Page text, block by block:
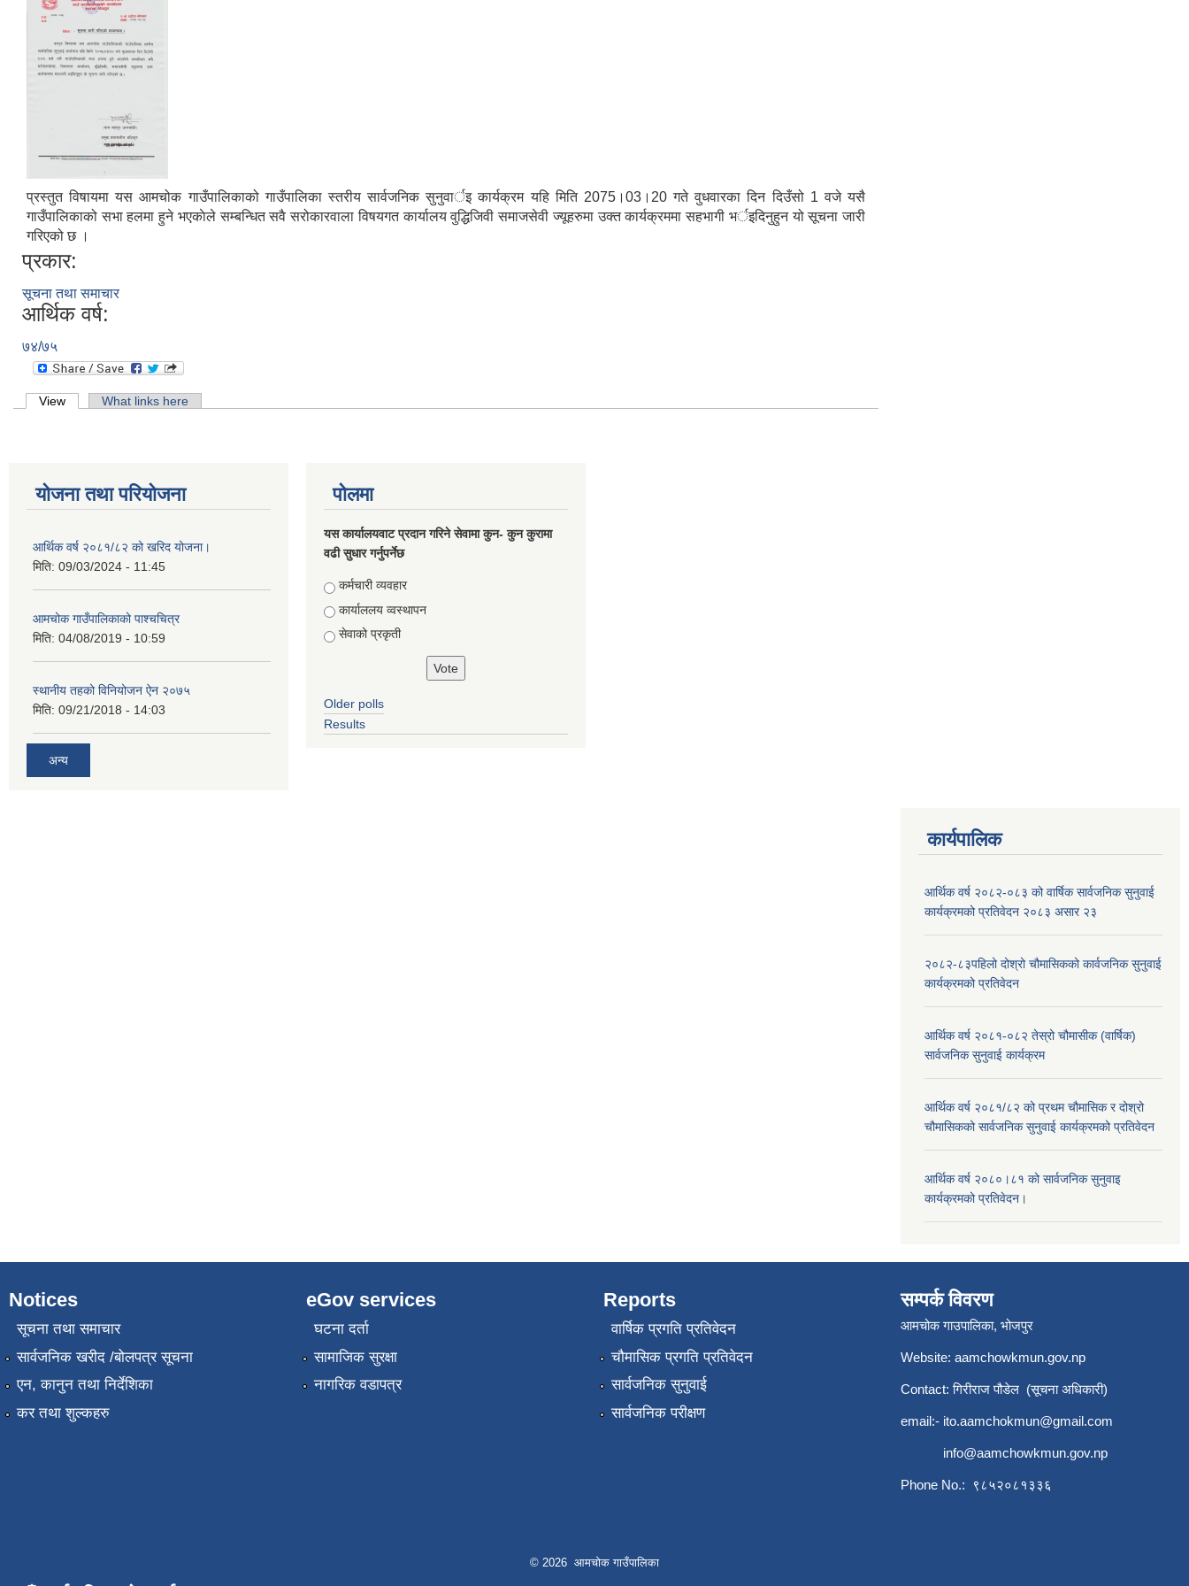
प्रस्तुत विषायमा यस आमचोक गाउँपालिकाको गाउँपालिका स्तरीय सार्वजनिक सुनुवार्इ कार्यक्रम यहि मिति 2075।03।20 गते वुधवारका दिन दिउँसो 1 वजे यसै
गाउँपालिकाको सभा हलमा हुने भएकाेले सम्बन्धित सवै सरोकारवाला विषयगत कार्यालय वुद्धिजिवी समाजसेवी ज्यूहरुमा उक्त कार्यक्रममा सहभागी भर्इदिनुहुन यो सूचना जारी
गरिएको छ ।
प्रकार:
सूचना तथा समाचार
आर्थिक वर्ष:
७४/७५
Primary tabs
View (active tab)What links here
योजना तथा परियोजना
आर्थिक वर्ष २०८१/८२ को खरिद योजना।
मिति: 09/03/2024 - 11:45
आमचोक गाउँपालिकाको पाश्चचित्र
मिति: 04/08/2019 - 10:59
स्थानीय तहको विनियोजन ऐन २०७५
मिति: 09/21/2018 - 14:03
अन्य
पोलमा
यस कार्यालयवाट प्रदान गरिने सेवामा कुन- कुन कुरामा
वढी सुधार गर्नुपर्नेछ
Choices
कर्मचारी व्यवहार
कार्याललय व्वस्थापन
सेवाको प्रकृती
Older polls
Results
कार्यपालिक
आर्थिक वर्ष २०८२-०८३ को वार्षिक सार्वजनिक सुनुवाई
कार्यक्रमको प्रतिवेदन २०८३ असार २३
२०८२-८३पहिलो दोश्रो चौमासिकको कार्वजनिक सुनुवाई
कार्यक्रमको प्रतिवेदन
आर्थिक वर्ष २०८१-०८२ तेस्रो चौमासीक (वार्षिक)
सार्वजनिक सुनुवाई कार्यक्रम
आर्थिक वर्ष २०८१/८२ को प्रथम चौमासिक र दोश्रो
चौमासिकको सार्वजनिक सुनुवाई कार्यक्रमको प्रतिवेदन
आर्थिक वर्ष २०८०।८१ को सार्वजनिक सुनुवाइ
कार्यक्रमको प्रतिवेदन।
Notices
सूचना तथा समाचार
सार्वजनिक खरीद /बोलपत्र सूचना
एन, कानुन तथा निर्देशिका
कर तथा शुल्कहरु
eGov services
घटना दर्ता
सामाजिक सुरक्षा
नागरिक वडापत्र
Reports
वार्षिक प्रगति प्रतिवेदन
चौमासिक प्रगति प्रतिवेदन
सार्वजनिक सुनुवाई
सार्वजनिक परीक्षण
सम्पर्क विवरण
आमचोक गाउपालिका, भोजपुर
Website: aamchowkmun.gov.np
Contact: गिरीराज पौडेल (सूचना अधिकारी)
email:- ito.aamchokmun@gmail.com
info@aamchowkmun.gov.np
Phone No.: ९८५२०८१३३६
© 2026 आमचोक गाउँपालिका